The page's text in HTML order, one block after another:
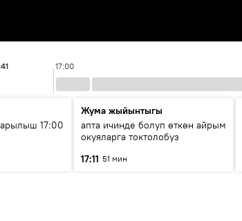
17:00
17:00
Жума жыйынтыгы
апта ичинде болуп өткөн айрым
окуяларга токтолобуз
17:11 51 мин